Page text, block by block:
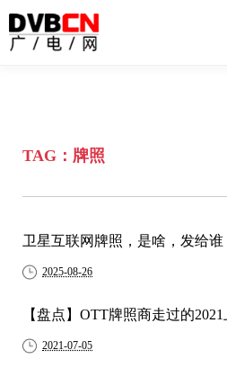
TAG：牌照
卫星互联网牌照，是啥，发给谁
2025-08-26
【盘点】OTT牌照商走过的2021
2021-07-05